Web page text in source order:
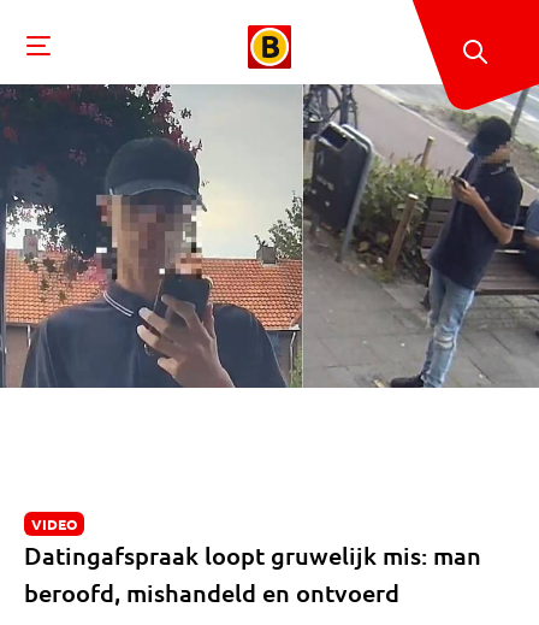
VIDEO
Datingafspraak loopt gruwelijk mis: man
beroofd, mishandeld en ontvoerd